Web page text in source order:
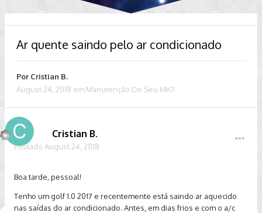
Ar quente saindo pelo ar condicionado
Por Cristian B.
August 24, 2018 em Manutenção Do Seu MK7
Cristian B.
Postado August 24, 2018
Boa tarde, pessoal!
Tenho um golf 1.0 2017 e recentemente está saindo ar aquecido
nas saídas do ar condicionado. Antes, em dias frios e com o a/c